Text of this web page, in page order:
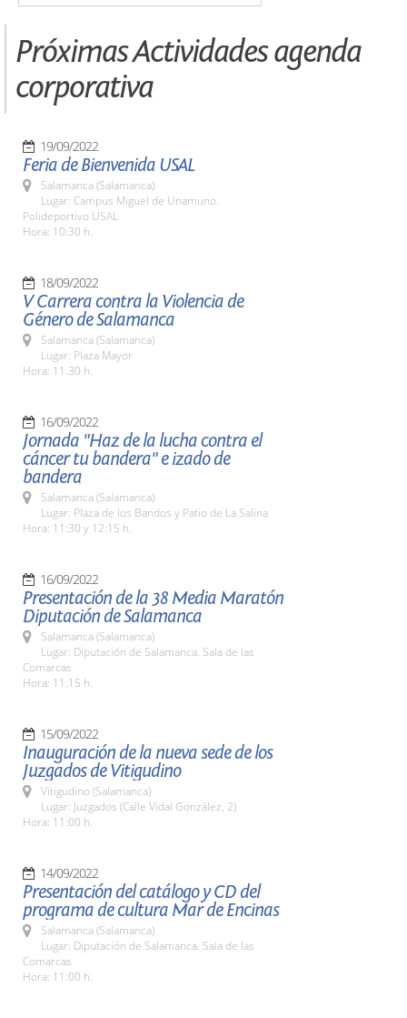
Próximas Actividades agenda
corporativa
19/09/2022
Feria de Bienvenida USAL
Salamanca (Salamanca)
Lugar: Campus Miguel de Unamuno.
Polideportivo USAL
Hora: 10:30 h.
18/09/2022
V Carrera contra la Violencia de
Género de Salamanca
Salamanca (Salamanca)
Lugar: Plaza Mayor
Hora: 11:30 h.
16/09/2022
Jornada "Haz de la lucha contra el
cáncer tu bandera" e izado de
bandera
Salamanca (Salamanca)
Lugar: Plaza de los Bandos y Patio de La Salina
Hora: 11:30 y 12:15 h.
16/09/2022
Presentación de la 38 Media Maratón
Diputación de Salamanca
Salamanca (Salamanca)
Lugar: Diputación de Salamanca. Sala de las
Comarcas
Hora: 11:15 h.
15/09/2022
Inauguración de la nueva sede de los
Juzgados de Vitigudino
Vitigudino (Salamanca)
Lugar: Juzgados (Calle Vidal González, 2)
Hora: 11:00 h.
14/09/2022
Presentación del catálogo y CD del
programa de cultura Mar de Encinas
Salamanca (Salamanca)
Lugar: Diputación de Salamanca. Sala de las
Comarcas
Hora: 11:00 h.